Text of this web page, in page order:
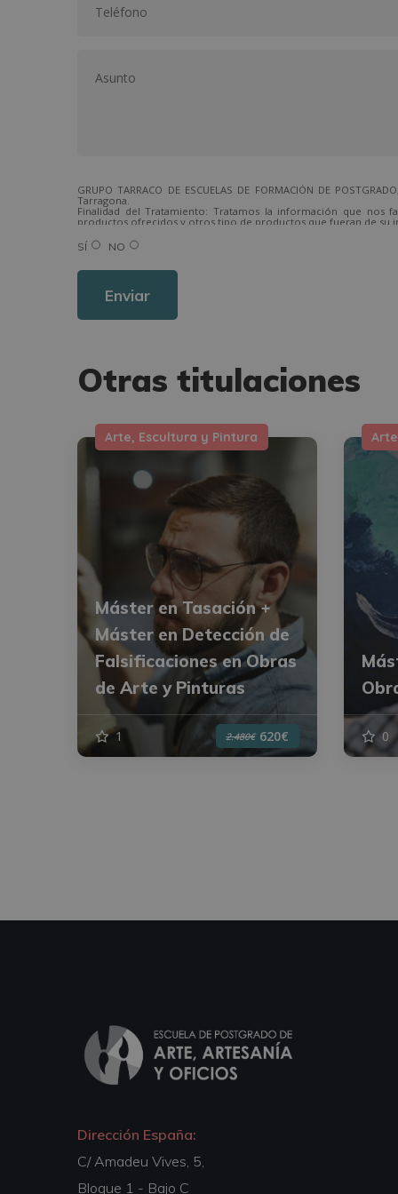
GRUPO TARRACO DE ESCUELAS DE FORMACIÓN DE
Tarragona.
Finalidad del Tratamiento: Tratamos la información que
productos ofrecidos y otros tipo de productos que fueran de su
Derechos: Puede ejercitar sus derechos identificándose
Para más información consulte nuestra Política de Privacidad.
SÍ NO
Otras titulaciones
Arte, Escultura y Pintura
Máster en Tasación +
Máster en Detección de
Falsificaciones en Obras
de Arte y Pinturas
1 2.480€ 620€ 0
Dirección España:
C/ Amadeu Vives, 5,
Bloque 1 - Bajo C